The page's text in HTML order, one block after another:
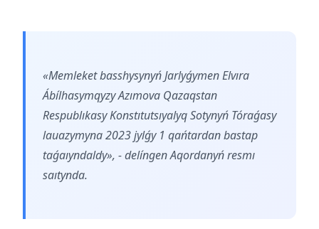
«Memleket basshysynyń Jarlyǵymen Elvıra
Ábílhasymqyzy Azımova Qazaqstan
Respublıkasy Konstıtutsıyalyq Sotynyń Tóraǵasy
lauazymyna 2023 jylǵy 1 qańtardan bastap
taǵaıyndaldy», - delíngen Aqordanyń resmı
saıtynda.